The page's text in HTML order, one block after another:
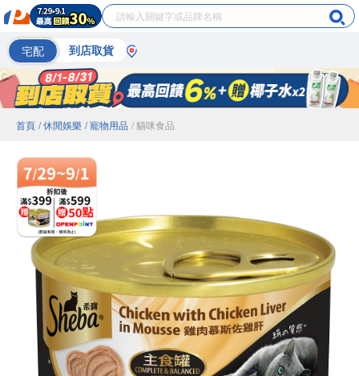
宅配 到店取貨
首頁 / 休閒娛樂 / 寵物用品 / 貓咪食品